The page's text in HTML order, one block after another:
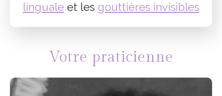
linguale et les gouttières invisibles
Votre praticienne